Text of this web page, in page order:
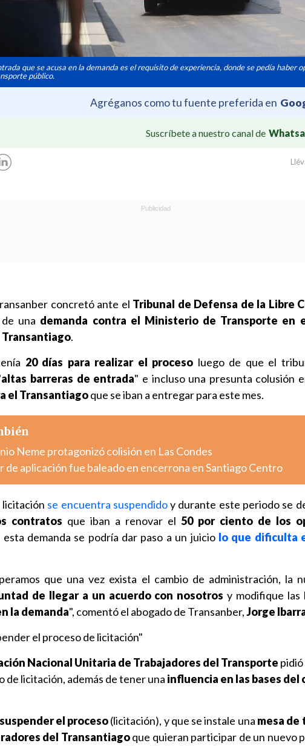
que se acusa en la demanda es el requisito de experiencia, donde se pedía haber
público.
Agréganos como tu fuente preferida en
Suscríbete a nuestro canal de
concretó ante el Tribunal de Defensa de la Libre
una demanda contra el Ministerio de Transporte en
.
20 días para realizar el proceso luego de que el
altas barreras de entrada" e incluso una presunta colusión
el Transantiagoque se iban a entregar para este mes.
Neme protagonizó colisión en Las Condes
de aplicación fue baleado en encerrona en Santiago Centro
licitación se encuentra suspendidoy durante este periodo se
contratos que iban a renovar el 50 por ciento de los
esta demanda se podría dar paso a un juicio lo que dificulta
que una vez exista el cambio de administración, la
de llegar a un acuerdo con nosotros y modifique las
la demanda", comentó el abogado de Transanber,Jorge
el proceso de licitación"
Nacional Unitaria de Trabajadores del Transporte
de licitación, además de tener una influencia en las bases del
el proceso(licitación), y que se instale una mesa de
del Transantiagoque quieran participar de un nuevo